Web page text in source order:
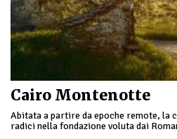
Cairo Montenotte
Abitata a partire da epoche remote, la
radici nella fondazione voluta dai